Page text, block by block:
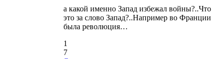
а какой именно Запад избежал войны?..Что
это за слово Запад?..Например во Франции
была революция…
1
7